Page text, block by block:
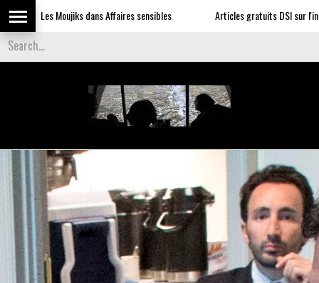
Les Moujiks dans Affaires sensibles Articles gratuits DSI sur